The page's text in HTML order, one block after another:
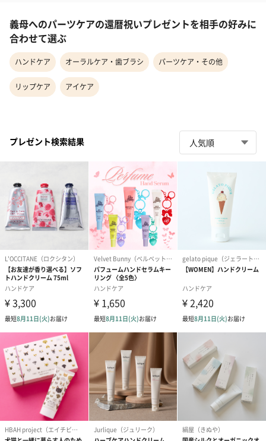
義母へのパーツケアの還暦祝いプレゼントを相手の好みに
合わせて選ぶ
ハンドケア オーラルケア・歯ブラシ パーツケア・その他
リップケア アイケア
プレゼント検索結果